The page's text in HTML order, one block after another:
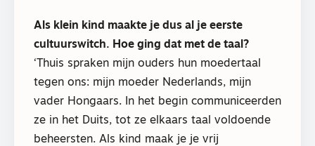
Als klein kind maakte je dus al je eerste
cultuurswitch. Hoe ging dat met de taal?
‘Thuis spraken mijn ouders hun moedertaal
tegen ons: mijn moeder Nederlands, mijn
vader Hongaars. In het begin communiceerden
ze in het Duits, tot ze elkaars taal voldoende
beheersten. Als kind maak je je vrij